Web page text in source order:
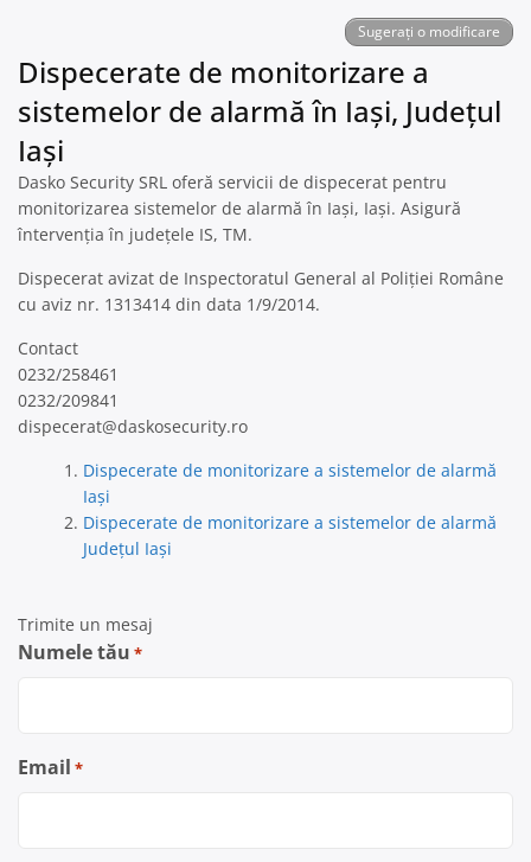
Sugerați o modificare
Dispecerate de monitorizare a
sistemelor de alarmă în Iaşi, Județul
Iași
Dasko Security SRL oferă servicii de dispecerat pentru
monitorizarea sistemelor de alarmă în Iaşi, Iași. Asigură
întervenția în județele IS, TM.
Dispecerat avizat de Inspectoratul General al Poliției Române
cu aviz nr. 1313414 din data 1/9/2014.
Contact
0232/258461
0232/209841
dispecerat@daskosecurity.ro
Dispecerate de monitorizare a sistemelor de alarmă
Iaşi
Dispecerate de monitorizare a sistemelor de alarmă
Județul Iași
Trimite un mesaj
Numele tău *
Email *